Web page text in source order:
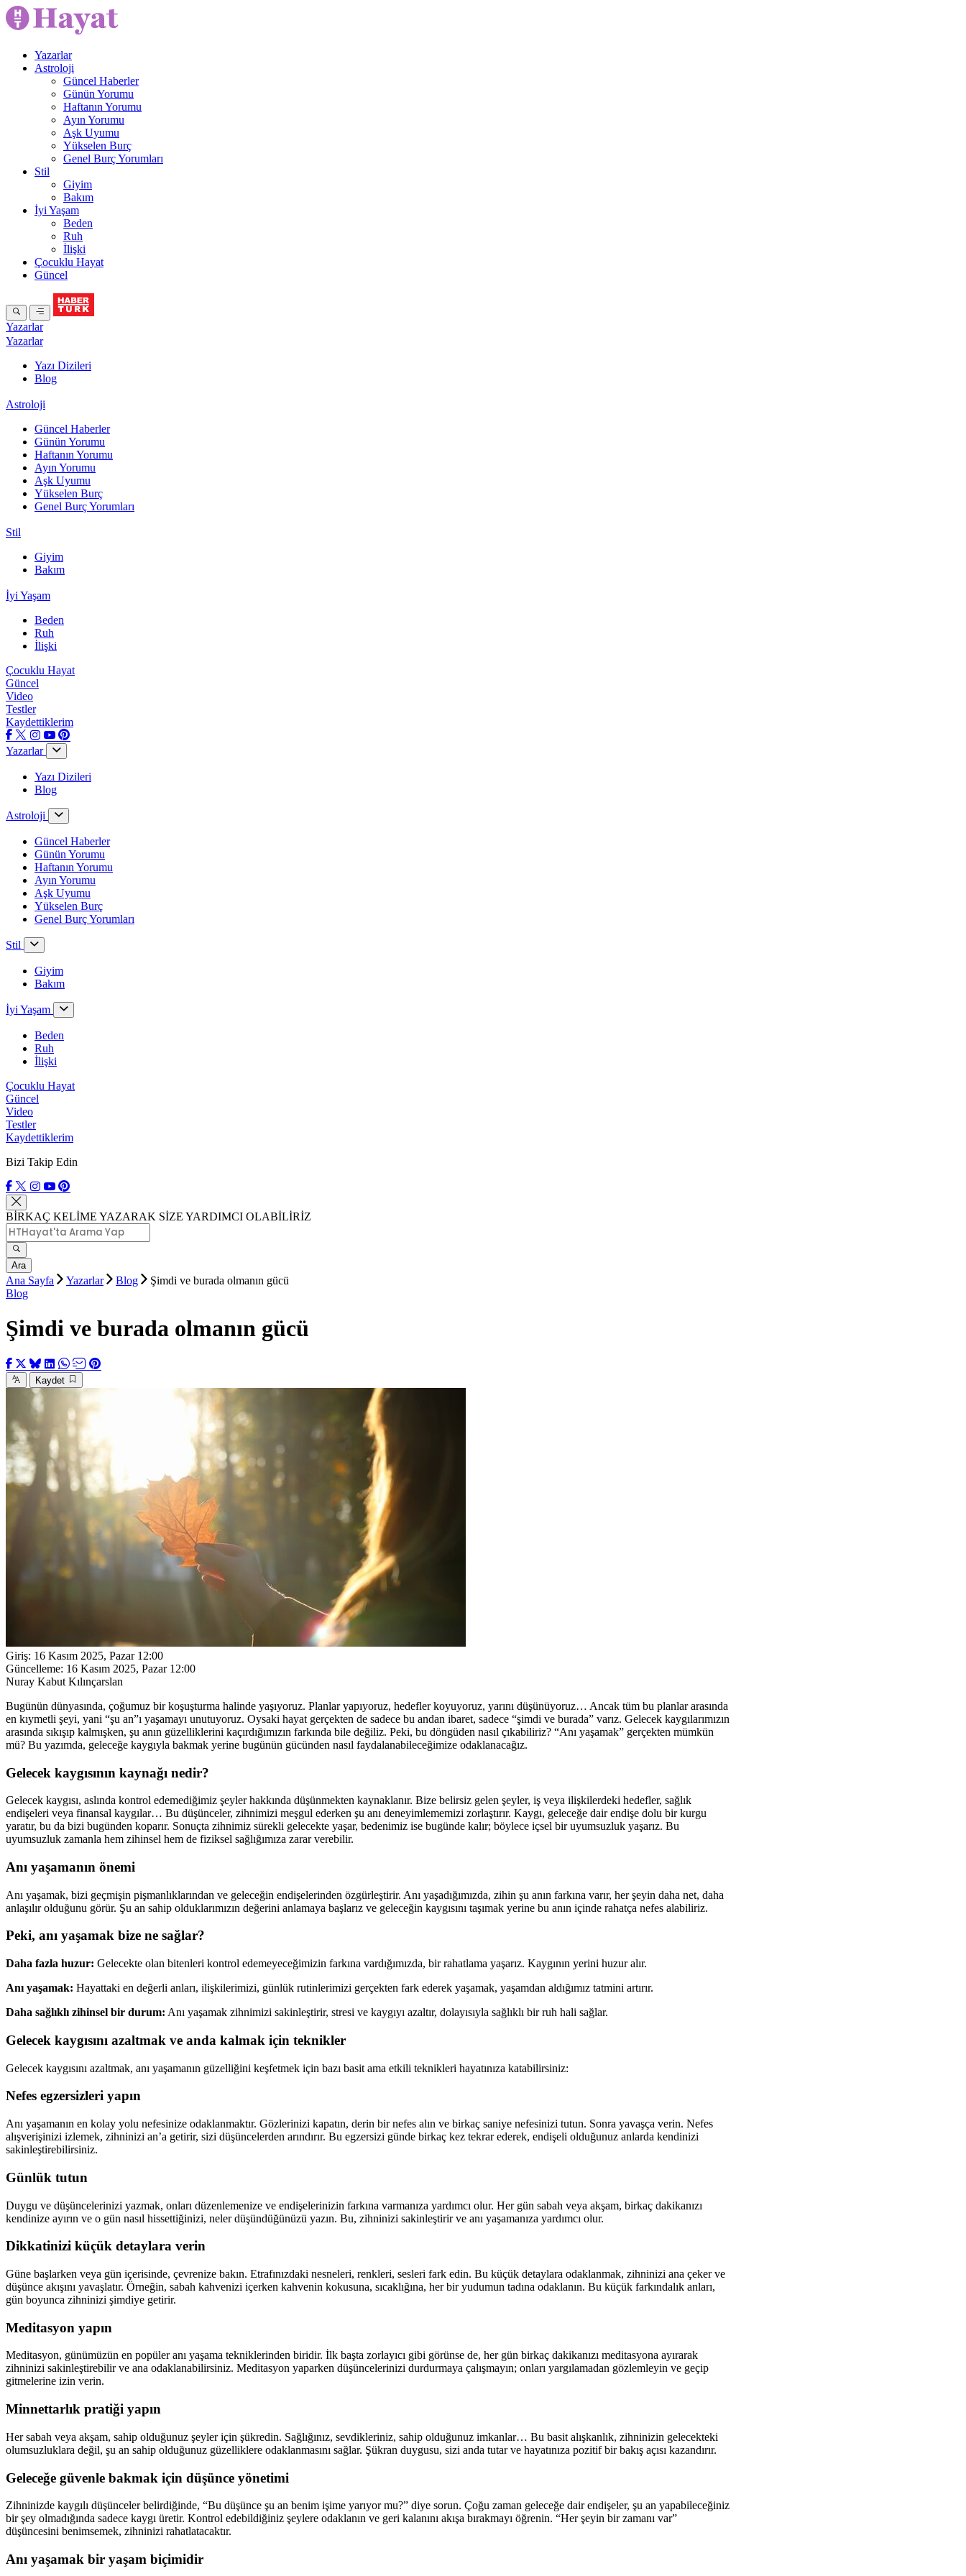
Yazarlar
Astroloji
Güncel Haberler
Günün Yorumu
Haftanın Yorumu
Ayın Yorumu
Aşk Uyumu
Yükselen Burç
Genel Burç Yorumları
Stil
Giyim
Bakım
İyi Yaşam
Beden
Ruh
İlişki
Çocuklu Hayat
Güncel
Yazarlar
Yazarlar
Yazı Dizileri
Blog
Astroloji
Güncel Haberler
Günün Yorumu
Haftanın Yorumu
Ayın Yorumu
Aşk Uyumu
Yükselen Burç
Genel Burç Yorumları
Stil
Giyim
Bakım
İyi Yaşam
Beden
Ruh
İlişki
Çocuklu Hayat
Güncel
Video
Testler
Kaydettiklerim
Yazarlar
Yazı Dizileri
Blog
Astroloji
Güncel Haberler
Günün Yorumu
Haftanın Yorumu
Ayın Yorumu
Aşk Uyumu
Yükselen Burç
Genel Burç Yorumları
Stil
Giyim
Bakım
İyi Yaşam
Beden
Ruh
İlişki
Çocuklu Hayat
Güncel
Video
Testler
Kaydettiklerim
Bizi Takip Edin
BİRKAÇ KELİME YAZARAK SİZE YARDIMCI OLABİLİRİZ
Ara
Ana Sayfa Yazarlar Blog
Şimdi ve burada olmanın gücü
Blog
Şimdi ve burada olmanın gücü
Kaydet
Giriş: 16 Kasım 2025, Pazar 12:00
Güncelleme: 16 Kasım 2025, Pazar 12:00
Nuray Kabut Kılınçarslan
Bugünün dünyasında, çoğumuz bir koşuşturma halinde yaşıyoruz. Planlar yapıyoruz, hedefler koyuyoruz, yarını düşünüyoruz… Ancak tüm bu planlar arasında
en kıymetli şeyi, yani “şu an”ı yaşamayı unutuyoruz. Oysaki hayat gerçekten de sadece bu andan ibaret, sadece “şimdi ve burada” varız. Gelecek kaygılarımızın
arasında sıkışıp kalmışken, şu anın güzelliklerini kaçırdığımızın farkında bile değiliz. Peki, bu döngüden nasıl çıkabiliriz? “Anı yaşamak” gerçekten mümkün
mü? Bu yazımda, geleceğe kaygıyla bakmak yerine bugünün gücünden nasıl faydalanabileceğimize odaklanacağız.
Gelecek kaygısının kaynağı nedir?
Gelecek kaygısı, aslında kontrol edemediğimiz şeyler hakkında düşünmekten kaynaklanır. Bize belirsiz gelen şeyler, iş veya ilişkilerdeki hedefler, sağlık
endişeleri veya finansal kaygılar… Bu düşünceler, zihnimizi meşgul ederken şu anı deneyimlememizi zorlaştırır. Kaygı, geleceğe dair endişe dolu bir kurgu
yaratır, bu da bizi bugünden koparır. Sonuçta zihnimiz sürekli gelecekte yaşar, bedenimiz ise bugünde kalır; böylece içsel bir uyumsuzluk yaşarız. Bu
uyumsuzluk zamanla hem zihinsel hem de fiziksel sağlığımıza zarar verebilir.
Anı yaşamanın önemi
Anı yaşamak, bizi geçmişin pişmanlıklarından ve geleceğin endişelerinden özgürleştirir. Anı yaşadığımızda, zihin şu anın farkına varır, her şeyin daha net, daha
anlaşılır olduğunu görür. Şu an sahip olduklarımızın değerini anlamaya başlarız ve geleceğin kaygısını taşımak yerine bu anın içinde rahatça nefes alabiliriz.
Peki, anı yaşamak bize ne sağlar?
Daha fazla huzur: Gelecekte olan bitenleri kontrol edemeyeceğimizin farkına vardığımızda, bir rahatlama yaşarız. Kaygının yerini huzur alır.
Anı yaşamak: Hayattaki en değerli anları, ilişkilerimizi, günlük rutinlerimizi gerçekten fark ederek yaşamak, yaşamdan aldığımız tatmini artırır.
Daha sağlıklı zihinsel bir durum: Anı yaşamak zihnimizi sakinleştirir, stresi ve kaygıyı azaltır, dolayısıyla sağlıklı bir ruh hali sağlar.
Gelecek kaygısını azaltmak ve anda kalmak için teknikler
Gelecek kaygısını azaltmak, anı yaşamanın güzelliğini keşfetmek için bazı basit ama etkili teknikleri hayatınıza katabilirsiniz:
Nefes egzersizleri yapın
Anı yaşamanın en kolay yolu nefesinize odaklanmaktır. Gözlerinizi kapatın, derin bir nefes alın ve birkaç saniye nefesinizi tutun. Sonra yavaşça verin. Nefes
alışverişinizi izlemek, zihninizi an’a getirir, sizi düşüncelerden arındırır. Bu egzersizi günde birkaç kez tekrar ederek, endişeli olduğunuz anlarda kendinizi
sakinleştirebilirsiniz.
Günlük tutun
Duygu ve düşüncelerinizi yazmak, onları düzenlemenize ve endişelerinizin farkına varmanıza yardımcı olur. Her gün sabah veya akşam, birkaç dakikanızı
kendinize ayırın ve o gün nasıl hissettiğinizi, neler düşündüğünüzü yazın. Bu, zihninizi sakinleştirir ve anı yaşamanıza yardımcı olur.
Dikkatinizi küçük detaylara verin
Güne başlarken veya gün içerisinde, çevrenize bakın. Etrafınızdaki nesneleri, renkleri, sesleri fark edin. Bu küçük detaylara odaklanmak, zihninizi ana çeker ve
düşünce akışını yavaşlatır. Örneğin, sabah kahvenizi içerken kahvenin kokusuna, sıcaklığına, her bir yudumun tadına odaklanın. Bu küçük farkındalık anları,
gün boyunca zihninizi şimdiye getirir.
Meditasyon yapın
Meditasyon, günümüzün en popüler anı yaşama tekniklerinden biridir. İlk başta zorlayıcı gibi görünse de, her gün birkaç dakikanızı meditasyona ayırarak
zihninizi sakinleştirebilir ve ana odaklanabilirsiniz. Meditasyon yaparken düşüncelerinizi durdurmaya çalışmayın; onları yargılamadan gözlemleyin ve geçip
gitmelerine izin verin.
Minnettarlık pratiği yapın
Her sabah veya akşam, sahip olduğunuz şeyler için şükredin. Sağlığınız, sevdikleriniz, sahip olduğunuz imkanlar… Bu basit alışkanlık, zihninizin gelecekteki
olumsuzluklara değil, şu an sahip olduğunuz güzelliklere odaklanmasını sağlar. Şükran duygusu, sizi anda tutar ve hayatınıza pozitif bir bakış açısı kazandırır.
Geleceğe güvenle bakmak için düşünce yönetimi
Zihninizde kaygılı düşünceler belirdiğinde, “Bu düşünce şu an benim işime yarıyor mu?” diye sorun. Çoğu zaman geleceğe dair endişeler, şu an yapabileceğiniz
bir şey olmadığında sadece kaygı üretir. Kontrol edebildiğiniz şeylere odaklanın ve geri kalanını akışa bırakmayı öğrenin. “Her şeyin bir zamanı var”
düşüncesini benimsemek, zihninizi rahatlatacaktır.
Anı yaşamak bir yaşam biçimidir